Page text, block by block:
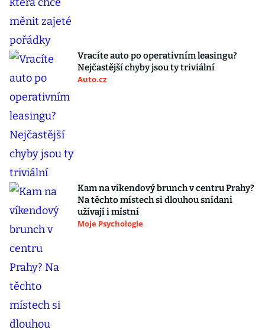
Vracíte auto po operativním leasingu?
Nejčastější chyby jsou ty triviální
Auto.cz
Kam na víkendový brunch v centru Prahy?
Na těchto místech si dlouhou snídani
užívají i místní
Moje Psychologie